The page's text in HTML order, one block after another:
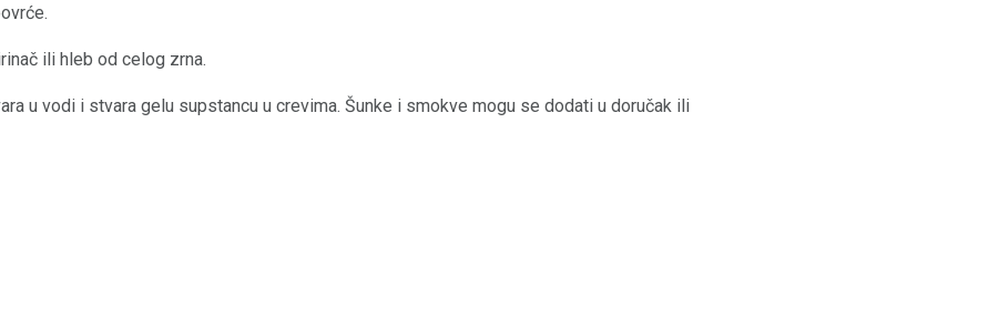
ili hleb od celog zrna.
u vodi i stvara gelu supstancu u crevima. Šunke i smokve mogu se dodati u doručak ili